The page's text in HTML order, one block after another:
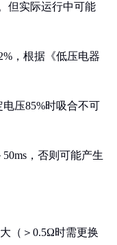
但实际运行中可能
，根据《低压电器
压85%时吸合不可
，否则可能产生
（＞0.5Ω时需更换